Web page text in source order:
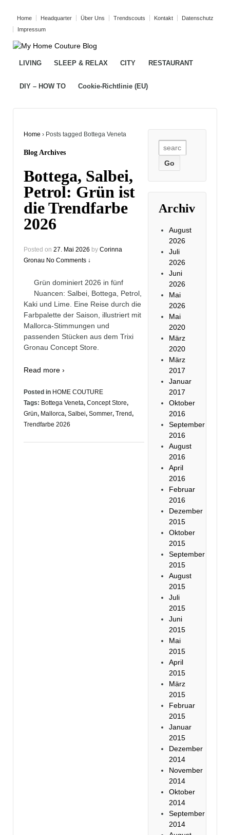
Home Headquarter Über Uns Trendscouts Kontakt
Datenschutz
Impressum
LIVING SLEEP & RELAX CITY RESTAURANT
DIY – HOW TO Cookie-Richtlinie (EU)
Home › Posts tagged Bottega Veneta
Blog Archives
Bottega, Salbei,
Petrol: Grün ist
die Trendfarbe
2026
Posted on 27. Mai 2026 by Corinna
Gronau No Comments ↓
Grün dominiert 2026 in fünf
Nuancen: Salbei, Bottega, Petrol,
Kaki und Lime. Eine Reise durch die
Farbpalette der Saison, illustriert mit
Mallorca-Stimmungen und
passenden Stücken aus dem Trixi
Gronau Concept Store.
Read more ›
Posted in HOME COUTURE
Tags: Bottega Veneta, Concept Store,
Grün, Mallorca, Salbei, Sommer, Trend,
Trendfarbe 2026
for:
Archiv
August
2026
Juli
2026
Juni
2026
Mai
2026
Mai
2020
März
2020
März
2017
Januar
2017
Oktober
2016
September
2016
August
2016
April
2016
Februar
2016
Dezember
2015
Oktober
2015
September
2015
August
2015
Juli
2015
Juni
2015
Mai
2015
April
2015
März
2015
Februar
2015
Januar
2015
Dezember
2014
November
2014
Oktober
2014
September
2014